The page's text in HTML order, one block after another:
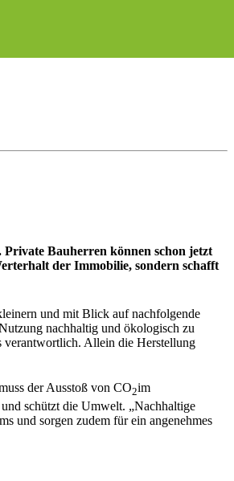
Private Bauherren können schon jetzt
der Immobilie, sondern schafft
und mit Blick auf nachfolgende
nachhaltig und ökologisch zu
verantwortlich. Allein die Herstellung
der Ausstoß von CO2im
schützt die Umwelt. „Nachhaltige
und sorgen zudem für ein angenehmes